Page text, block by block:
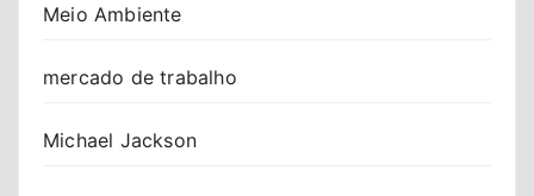
Meio Ambiente
mercado de trabalho
Michael Jackson